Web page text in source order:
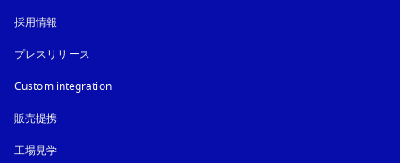
採用情報
プレスリリース
Custom integration
販売提携
工場見学